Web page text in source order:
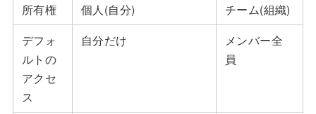
所有権
個人(自分)
チーム(組織)
デフォ
ルトの
アクセ
ス
自分だけ
メンバー全
員